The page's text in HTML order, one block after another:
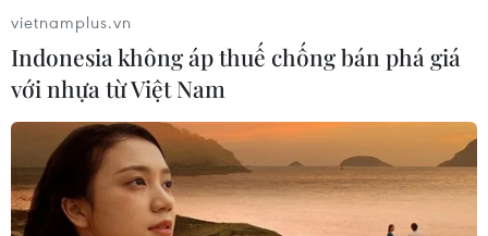
vietnamplus.vn
Indonesia không áp thuế chống bán phá giá
với nhựa từ Việt Nam